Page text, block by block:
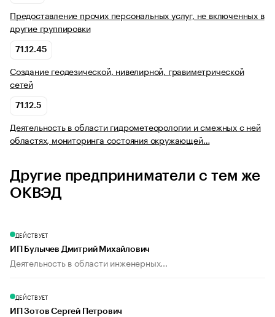
Предоставление прочих персональных услуг, не включенных в
другие группировки
71.12.45
Создание геодезической, нивелирной, гравиметрической
сетей
71.12.5
Деятельность в области гидрометеорологии и смежных с ней
областях, мониторинга состояния окружающей…
Другие предприниматели с тем же
ОКВЭД
ДЕЙСТВУЕТ
ИП Булычев Дмитрий Михайлович
Деятельность в области инженерных...
ДЕЙСТВУЕТ
ИП Зотов Сергей Петрович